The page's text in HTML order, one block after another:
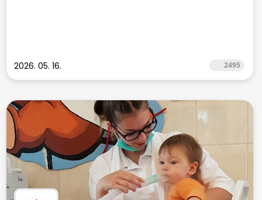
2026. 05. 16. 2495